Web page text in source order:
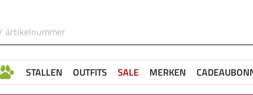
STALLEN OUTFITS SALE MERKEN